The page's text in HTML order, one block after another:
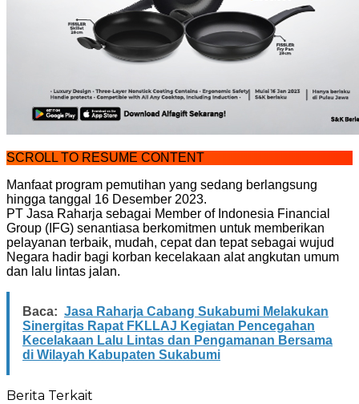
SCROLL TO RESUME CONTENT
Manfaat program pemutihan yang sedang berlangsung
hingga tanggal 16 Desember 2023.
PT Jasa Raharja sebagai Member of Indonesia Financial
Group (IFG) senantiasa berkomitmen untuk memberikan
pelayanan terbaik, mudah, cepat dan tepat sebagai wujud
Negara hadir bagi korban kecelakaan alat angkutan umum
dan lalu lintas jalan.
Baca: Jasa Raharja Cabang Sukabumi Melakukan
Sinergitas Rapat FKLLAJ Kegiatan Pencegahan
Kecelakaan Lalu Lintas dan Pengamanan Bersama
di Wilayah Kabupaten Sukabumi
Berita Terkait